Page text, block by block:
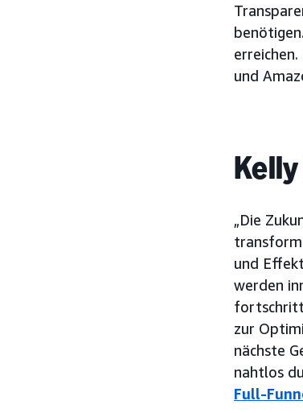
und
Kelly
„Die
und
werden
zur
nächste
nahtlos
Full-